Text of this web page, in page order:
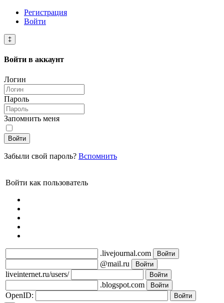
Регистрация
Войти
‡
Войти в аккаунт
Логин
Пароль
Запомнить меня
Войти
Забыли свой пароль? Вспомнить
Войти как пользователь
.livejournal.com
@mail.ru
liveinternet.ru/users/
.blogspot.com
OpenID: